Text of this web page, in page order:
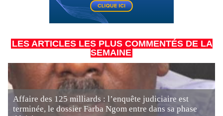
LES ARTICLES LES PLUS COMMENTÉS DE LA
SEMAINE
Affaire des 125 milliards : l’enquête judiciaire est
terminée, le dossier Farba Ngom entre dans sa phase